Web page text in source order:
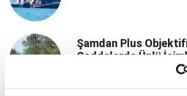
Şamdan Plus
Caddelerde Ünlü